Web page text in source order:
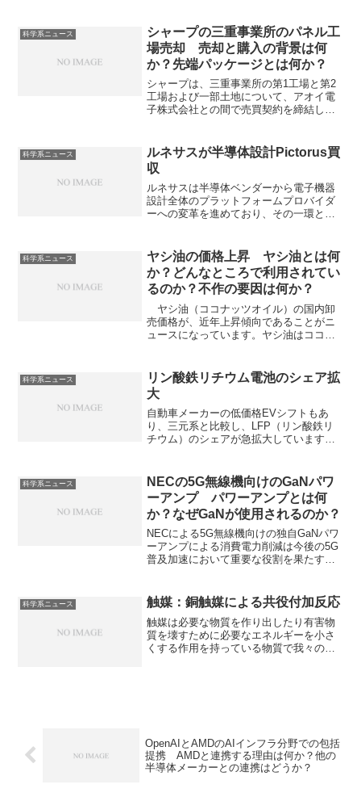
科学系ニュース
シャープの三重事業所のパネル工
場売却 売却と購入の背景は何
か？先端パッケージとは何か？
シャープは、三重事業所の第1工場と第2
工場および一部土地について、アオイ電
子株式会社との間で売買契約を締結して
ている先端パッケージとは何かを知るこ
とができます。
科学系ニュース
ルネサスが半導体設計Pictorus買
収
ルネサスは半導体ベンダーから電子機器
設計全体のプラットフォームプロバイダ
ーへの変革を進めており、その一環と思
ます。
科学系ニュース
​ヤシ油の価格上昇 ヤシ油とは何
か？どんなところで利用されてい
るのか？不作の要因は何か？
ヤシ油（ココナッツオイル）の国内卸
売価格が、近年上昇傾向であることがニ
ュースになっています。ヤシ油はココナ
品、洗剤やバイオ燃料の原料として利用
されています。どのような化合物なの
か、不作が続く要因は何かなどを知るこ
とができます。
科学系ニュース
リン酸鉄リチウム電池のシェア拡
大
自動車メーカーの低価格EVシフトもあ
り、三元系と比較し、LFP（リン酸鉄リ
チウム）のシェアが急拡大しています。
科学系ニュース
NECの5G無線機向けのGaNパワ
ーアンプ パワーアンプとは何
か？なぜGaNが使用されるのか？
NECによる5G無線機向けの独自GaNパワ
ーアンプによる消費電力削減は今後の5G
普及加速において重要な役割を果たすと
とができます。
科学系ニュース 触媒：銅触媒による共役付加反応
触媒は必要な物質を作り出したり有害物
質を壊すために必要なエネルギーを小さ
くする作用を持っている物質で我々の生
す。
OpenAIとAMDのAIインフラ分野での包括
提携 AMDと連携する理由は何か？他の
半導体メーカーとの連携はどうか？